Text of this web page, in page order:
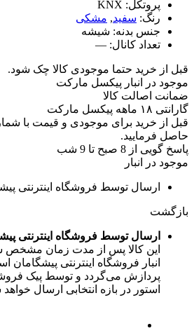
پروتکل: KNX
رنگ: سفید, مشکی
جنس بدنه: شیشه
تعداد کانال: —
قبل از خرید حتما موجودی کالا چک شود.
موجود در انبار پیکسل مارکت
ضمانت اصالت کالا
گارانتی ۱۸ ماهه پیکسل مارکت
حاصل فرمایید.
پاسخ گویی از 8 صبح تا 9 شب
موجود در انبار
ارسال توسط فروشگاه اینترنتی
بازگشت
ارسال توسط فروشگاه اینترنتی
این کالا پس از مدت زمان مشخص
انبار فروشگاه اینترنتی پیشگامان
پردازش می‌گردد و توسط پیک
استور در بازه انتخابی ارسال